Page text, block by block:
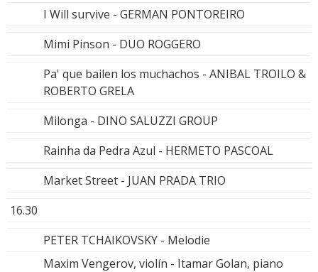
I Will survive - GERMAN PONTOREIRO
Mimi Pinson - DUO ROGGERO
Pa' que bailen los muchachos - ANIBAL TROILO &
ROBERTO GRELA
Milonga - DINO SALUZZI GROUP
Rainha da Pedra Azul - HERMETO PASCOAL
Market Street - JUAN PRADA TRIO
16.30
PETER TCHAIKOVSKY - Melodie
Maxim Vengerov, violín - Itamar Golan, piano